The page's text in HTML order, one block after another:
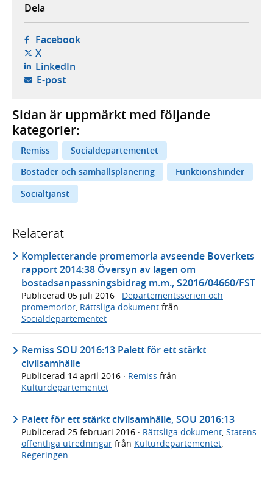
Dela
Facebook- öppnas i ny flik, extern webbplats,
X- öppnas i ny flik, extern webbplats,
LinkedIn- öppnas i ny flik, extern webbplats,
E-post- öppnar din e-postklient,
Sidan är uppmärkt med följande
kategorier:
Remiss
Socialdepartementet
Bostäder och samhällsplanering
Funktionshinder
Socialtjänst
Relaterat
Kompletterande promemoria avseende Boverkets
rapport 2014:38 Översyn av lagen om
bostadsanpassningsbidrag m.m., S2016/04660/FST
Publicerad 05 juli 2016 · Departementsserien och
promemorior, Rättsliga dokument från
Socialdepartementet
Remiss SOU 2016:13 Palett för ett stärkt
civilsamhälle
Publicerad 14 april 2016 · Remiss från
Kulturdepartementet
Palett för ett stärkt civilsamhälle, SOU 2016:13
Publicerad 25 februari 2016 · Rättsliga dokument, Statens
offentliga utredningar från Kulturdepartementet,
Regeringen